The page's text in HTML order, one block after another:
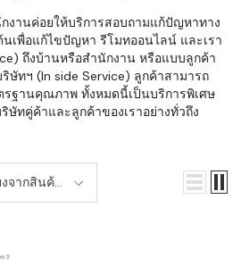
งานค่อยให้บริการสอบถามแก้ปัญหาทาง
เพื่อแก้ไขปัญหา รีโมทออนไลน์ และเรา
ถึงบ้านหรือสำนักงาน หรือแบบลูกค้า
ษัทฯ (In side Service) ลูกค้าสามารถ
รฐานคุณภาพ ทั้งหมดนี้เป็นบริการพิเศษ
ษัทคู่ค้าและลูกค้าของเราอย่างทั่วถึง
งจากสินค้า
-เก่า